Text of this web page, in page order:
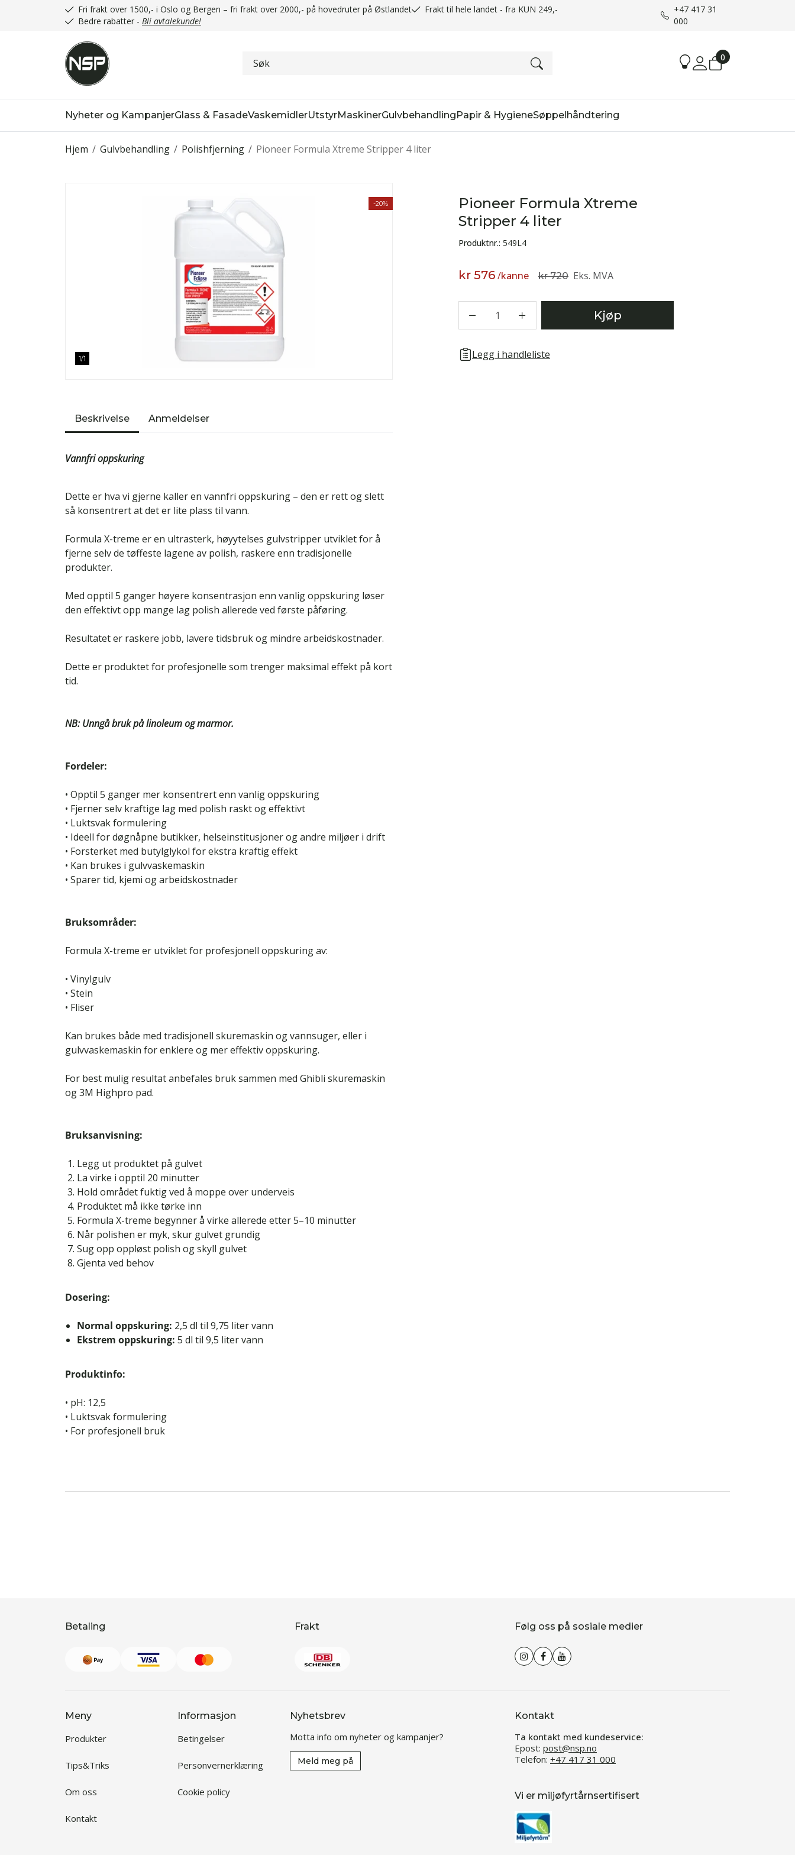
Fri frakt over 1500,- i Oslo og Bergen – fri frakt over 2000,- på hovedruter på Østlandet
Frakt til hele landet - fra KUN 249,-
Bedre rabatter - Bli avtalekunde!
+47 417 31
000
0
Nyheter og KampanjerGlass & FasadeVaskemidlerUtstyrMaskinerGulvbehandlingPapir & HygieneSøppelhåndtering
/
Hjem /
Gulvbehandling /
Polishfjerning Pioneer Formula Xtreme Stripper 4 liter
1/1
-20%
Pioneer Formula Xtreme
Stripper 4 liter
Produktnr.: 549L4
kr 576/kanne kr 720 Eks. MVA
1 Kjøp
Legg i handleliste
Beskrivelse Anmeldelser
Vannfri oppskuring
Dette er hva vi gjerne kaller en vannfri oppskuring – den er rett og slett
så konsentrert at det er lite plass til vann.
Formula X-treme er en ultrasterk, høyytelses gulvstripper utviklet for å
fjerne selv de tøffeste lagene av polish, raskere enn tradisjonelle
produkter.
Med opptil 5 ganger høyere konsentrasjon enn vanlig oppskuring løser
den effektivt opp mange lag polish allerede ved første påføring.
Resultatet er raskere jobb, lavere tidsbruk og mindre arbeidskostnader.
Dette er produktet for profesjonelle som trenger maksimal effekt på kort
tid.
NB: Unngå bruk på linoleum og marmor.
Fordeler:
• Opptil 5 ganger mer konsentrert enn vanlig oppskuring
• Fjerner selv kraftige lag med polish raskt og effektivt
• Luktsvak formulering
• Ideell for døgnåpne butikker, helseinstitusjoner og andre miljøer i drift
• Forsterket med butylglykol for ekstra kraftig effekt
• Kan brukes i gulvvaskemaskin
• Sparer tid, kjemi og arbeidskostnader
Bruksområder:
Formula X-treme er utviklet for profesjonell oppskuring av:
• Vinylgulv
• Stein
• Fliser
Kan brukes både med tradisjonell skuremaskin og vannsuger, eller i
gulvvaskemaskin for enklere og mer effektiv oppskuring.
For best mulig resultat anbefales bruk sammen med Ghibli skuremaskin
og 3M Highpro pad.
Bruksanvisning:
Legg ut produktet på gulvet
La virke i opptil 20 minutter
Hold området fuktig ved å moppe over underveis
Produktet må ikke tørke inn
Formula X-treme begynner å virke allerede etter 5–10 minutter
Når polishen er myk, skur gulvet grundig
Sug opp oppløst polish og skyll gulvet
Gjenta ved behov
Dosering:
Normal oppskuring: 2,5 dl til 9,75 liter vann
Ekstrem oppskuring: 5 dl til 9,5 liter vann
Produktinfo:
• pH: 12,5
• Luktsvak formulering
• For profesjonell bruk
Betaling Frakt Følg oss på sosiale medier
Meny
Produkter
Tips&Triks
Om oss
Kontakt
Informasjon
Betingelser
Personvernerklæring
Cookie policy
Nyhetsbrev
Motta info om nyheter og kampanjer?
Meld meg på
Kontakt
Ta kontakt med kundeservice:
Epost: post@nsp.no
Telefon: +47 417 31 000
Vi er miljøfyrtårnsertifisert